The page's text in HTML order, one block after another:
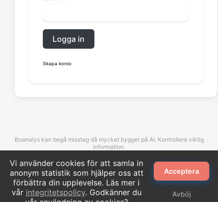
Vi använder cookies för att samla in
anonym statistik som hjälper oss att
förbättra din upplevelse. Läs mer i
vår integritetspolicy. Godkänner du
Acceptera
Avböj
Logga in
Skapa konto
Boanalys kan begå misstag då mycket bygger på AI. Kontrollera viktig
information.
©Boanalys. All rights reserved.
Kontakta oss